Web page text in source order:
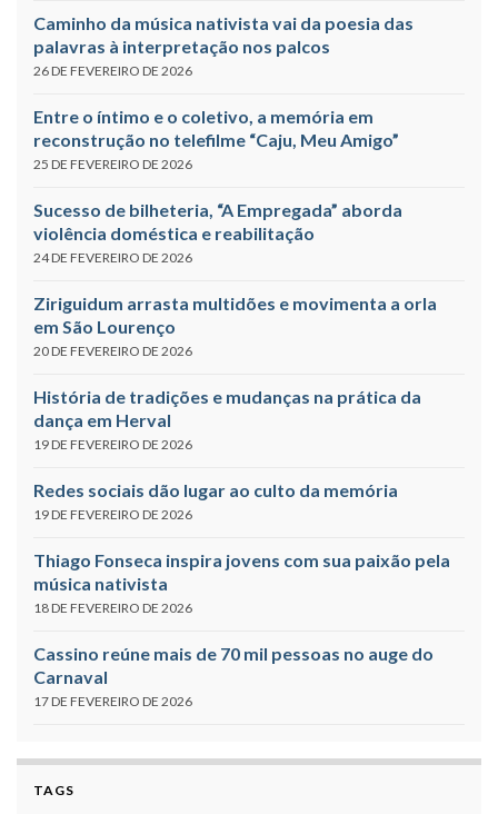
Caminho da música nativista vai da poesia das
palavras à interpretação nos palcos
26 DE FEVEREIRO DE 2026
Entre o íntimo e o coletivo, a memória em
reconstrução no telefilme “Caju, Meu Amigo”
25 DE FEVEREIRO DE 2026
Sucesso de bilheteria, “A Empregada” aborda
violência doméstica e reabilitação
24 DE FEVEREIRO DE 2026
Ziriguidum arrasta multidões e movimenta a orla
em São Lourenço
20 DE FEVEREIRO DE 2026
História de tradições e mudanças na prática da
dança em Herval
19 DE FEVEREIRO DE 2026
Redes sociais dão lugar ao culto da memória
19 DE FEVEREIRO DE 2026
Thiago Fonseca inspira jovens com sua paixão pela
música nativista
18 DE FEVEREIRO DE 2026
Cassino reúne mais de 70 mil pessoas no auge do
Carnaval
17 DE FEVEREIRO DE 2026
TAGS